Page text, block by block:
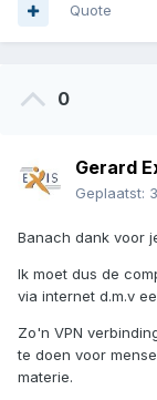
Quote
0
Gerard
Geplaatst:
Banach dank voor
Ik moet dus de
via internet d.m.v
Zo'n VPN
te doen voor
materie.